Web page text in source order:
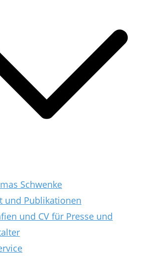
Schwenke
und Publikationen
und CV für Presse und